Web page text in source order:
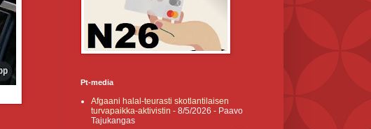
Pt-media
Afgaani halal-teurasti skotlantilaisen
turvapaikka-aktivistin - 8/5/2026 - Paavo
Tajukangas